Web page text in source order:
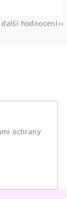
hodnocení
ochrany